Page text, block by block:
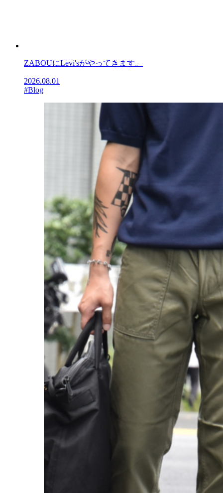
ZABOUにLevi'sがやってきます。
2026.08.01
#Blog